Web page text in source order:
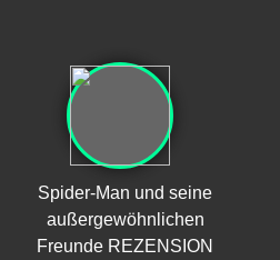
Spider-Man und seine
außergewöhnlichen
Freunde REZENSION